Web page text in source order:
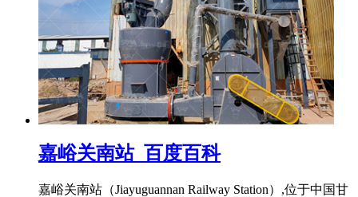
嘉峪关南站_百度百科
嘉峪关南站（Jiayuguannan Railway Station）,位于中国甘